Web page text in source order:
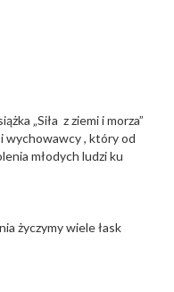
„Siła z ziemi i morza”
wychowawcy , który od
młodych ludzi ku
życzymy wiele łask